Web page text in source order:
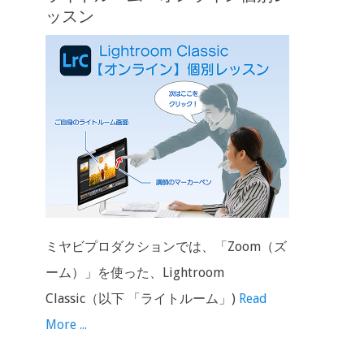
ッスン
ミヤビプロダクションでは、「Zoom（ズ
ーム）」を使った、Lightroom
Classic（以下 「ライトルーム」) Read
More ...